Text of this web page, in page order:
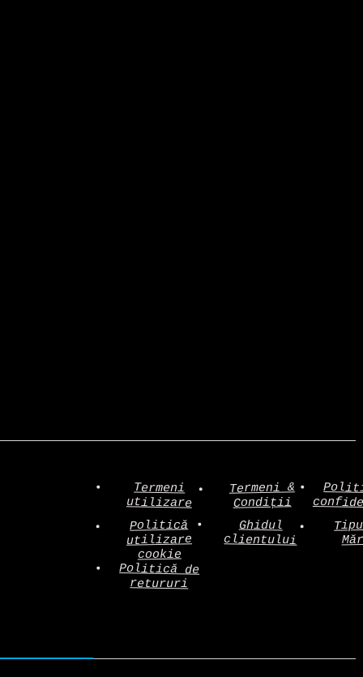
Termeni
utilizare
Termeni &
Condiții
Politică
utilizare
cookie
Ghidul
clientului
Politică de
retururi